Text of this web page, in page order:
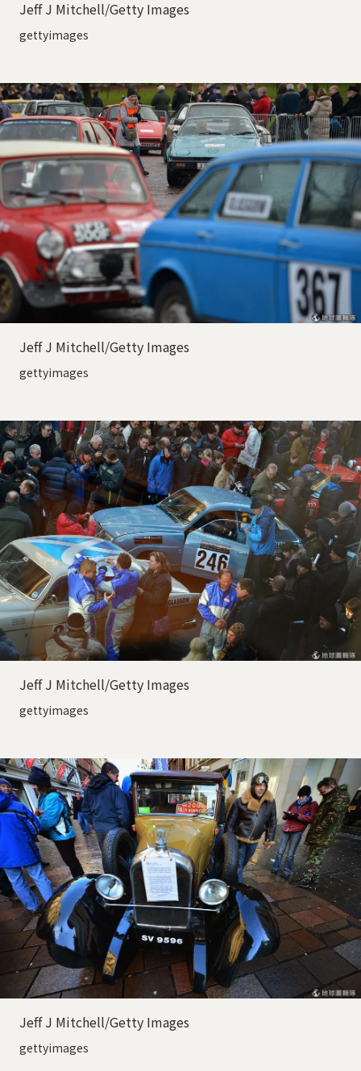
Jeff J Mitchell/Getty Images
gettyimages
Jeff J Mitchell/Getty Images
gettyimages
Jeff J Mitchell/Getty Images
gettyimages
Jeff J Mitchell/Getty Images
gettyimages